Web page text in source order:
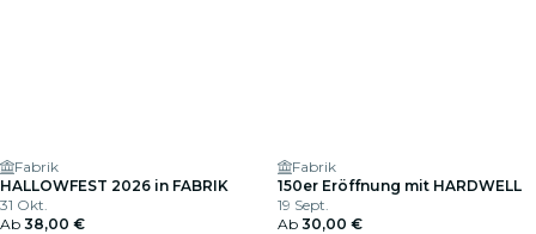
Fabrik
HALLOWFEST 2026 in FABRIK
31 Okt.
Ab 38,00 €
Fabrik
150er Eröffnung mit HARDWELL
19 Sept.
Ab 30,00 €